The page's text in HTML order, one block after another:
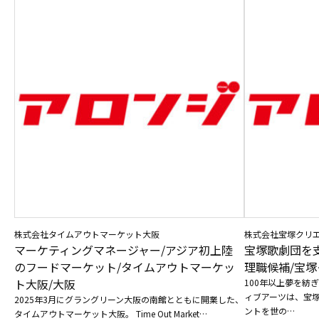
株式会社タイムアウトマーケット大阪
マーケティングマネージャー/アジア初上陸
のフードマーケット/タイムアウトマーケッ
ト大阪/大阪
2025年3月にグラングリーン大阪の南館とともに開業した、
タイムアウトマーケット大阪。 Time Out Market…
株式会社宝塚クリ
宝塚歌劇団を
理職候補/宝
100年以上夢を紡
ィブアーツは、宝
ントを世の…